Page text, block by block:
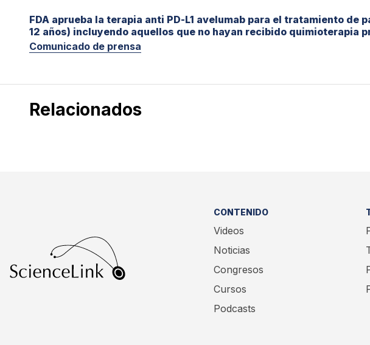
FDA aprueba la terapia anti PD-L1 avelumab para el tratamiento
12 años) incluyendo aquellos que no hayan recibido quimioterapia
Comunicado de prensa
Relacionados
CONTENIDO
Videos
Noticias
Congresos
Cursos
Podcasts